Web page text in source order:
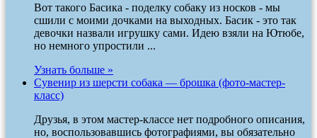
Вот такого Басика - поделку собаку из носков - мы
сшили с моими дочками на выходных. Басик - это так
девочки назвали игрушку сами. Идею взяли на Ютюбе,
но немного упростили ...
Узнать больше »
Сувенир из шерсти собака — брошка (фото-мастер-
класс)
Друзья, в этом мастер-классе нет подробного описания,
но, воспользовавшись фотографиями, вы обязательно